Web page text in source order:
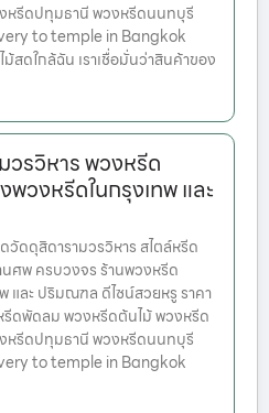
หรีดปทุมธานี พวงหรีดนนทบุรี
to temple in Bangkok
ดใกล้ฉัน เราเชื่อมั่นว่าสินค้าของ
รวิหาร พวงหรีด
วงหรีดในกรุงเทพ และ
ดดุสิดารามวรวิหาร สไตล์หรีด
ศพ ครบวงจร ร้านพวงหรีด
และ ปริมณฑล ดีไซน์สวยหรู ราคา
ดพัดลม พวงหรีดต้นไม้ พวงหรีด
หรีดปทุมธานี พวงหรีดนนทบุรี
to temple in Bangkok